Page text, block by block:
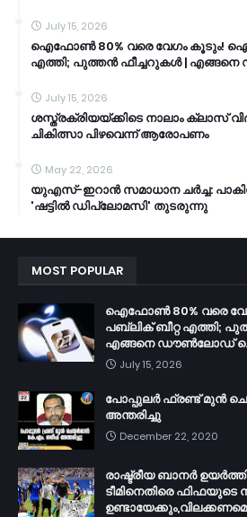
July 15, 2026
ഐഫോൺ 80% വരെ വേഗം കൂടും!
എത്തി; പുത്തൻ ഫീച്ചറുകൾ |
July 15, 2026
ശസ്ത്രക്രിയയ്ക്കിടെ നാലാം ക്ലാസ്
ചികിത്സാ പിഴവെന്ന് ആരോപണം
May 22, 2026
യുഎസ്-ഇറാൻ സമാധാന ചർച്ച:
'ഷട്ടിൽ ഡിപ്ലോമസി' തുടരുന്നു
MOST POPULAR
ഐഫോൺ 80% വരെ
പബ്ലിക് ബീറ്റ എത്തി;
എങ്ങനെ ഡൗൺലോഡ്
July 15, 2026
പോപ്പുലർ ഫ്രണ്ട്​ മുൻ
അന്തരിച്ചു
December 22, 2020
രാഷ്ട്രീയ ബാനർ
ടീമിനെതിരെ ഫിഫയുടെ